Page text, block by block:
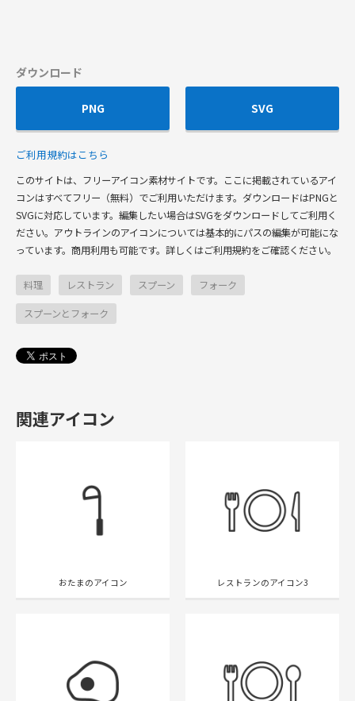
ダウンロード
PNG SVG
ご利用規約はこちら
このサイトは、フリーアイコン素材サイトです。ここに掲載されているアイ
コンはすべてフリー（無料）でご利用いただけます。ダウンロードはPNGと
SVGに対応しています。編集したい場合はSVGをダウンロードしてご利用く
ださい。アウトラインのアイコンについては基本的にパスの編集が可能にな
っています。商用利用も可能です。詳しくはご利用規約をご確認ください。
料理 レストラン スプーン
フォーク
スプーンとフォーク
関連アイコン
おたまのアイコン レストランのアイコン3